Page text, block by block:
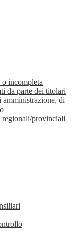
o incompleta
da parte dei titolari
di
provinciali